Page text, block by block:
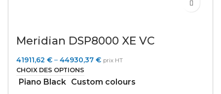
Meridian DSP8000 XE VC
41911,62 € – 44930,37 € prix HT
CHOIX DES OPTIONS
Piano Black Custom colours